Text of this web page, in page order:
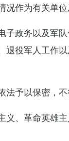
作为有关单位
政务以及军
役军人工作
予以保密，不
、革命英雄